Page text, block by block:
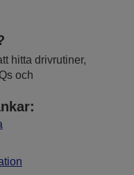
hitta drivrutiner,
och